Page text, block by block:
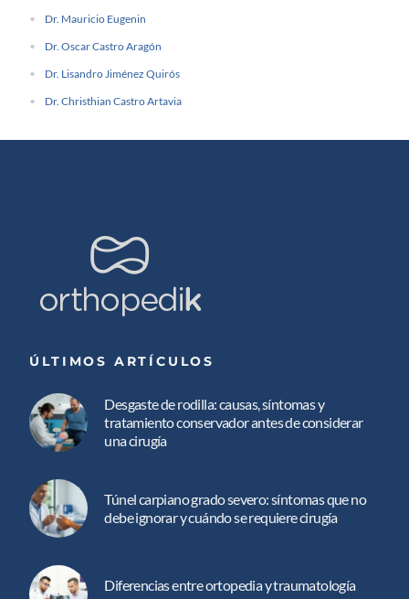
Dr. Mauricio Eugenin
Dr. Oscar Castro Aragón
Dr. Lisandro Jiménez Quirós
Dr. Christhian Castro Artavia
ÚLTIMOS ARTÍCULOS
Desgaste de rodilla: causas, síntomas y
tratamiento conservador antes de considerar
una cirugía
Túnel carpiano grado severo: síntomas que no
debe ignorar y cuándo se requiere cirugía
Diferencias entre ortopedia y traumatología